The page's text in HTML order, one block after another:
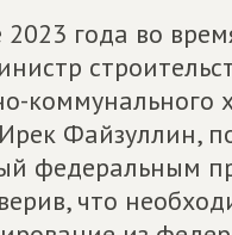
2023 года во
коммунального
Файзуллин,
федеральным
что